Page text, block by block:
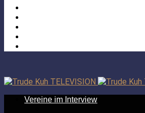
Vereine im Interview